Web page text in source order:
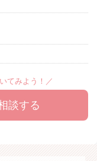
てみよう！／
談する